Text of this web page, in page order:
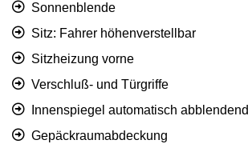
Sonnenblende
Sitz: Fahrer höhenverstellbar
Sitzheizung vorne
Verschluß- und Türgriffe
Innenspiegel automatisch abblendend
Gepäckraumabdeckung